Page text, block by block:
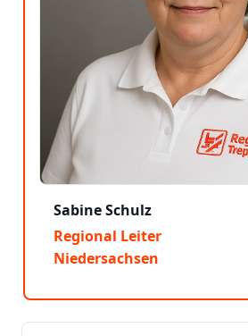
Sabine Schulz
Regional Leiter
Niedersachsen